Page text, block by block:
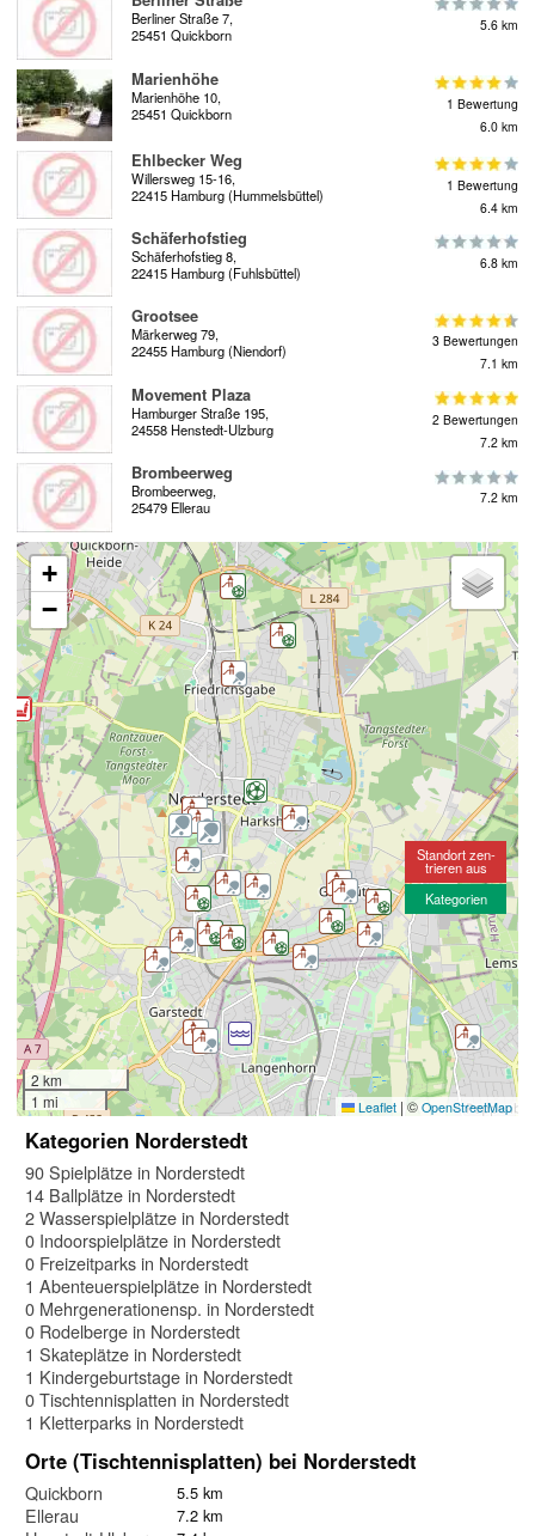
Berliner Straße 7,
25451 Quickborn
5.6 km
Marienhöhe
Marienhöhe 10,
25451 Quickborn
1 Bewertung
6.0 km
Ehlbecker Weg
Willersweg 15-16,
22415 Hamburg (Hummelsbüttel)
1 Bewertung
6.4 km
Schäferhofstieg
Schäferhofstieg 8,
22415 Hamburg (Fuhlsbüttel)
6.8 km
Grootsee
Märkerweg 79,
22455 Hamburg (Niendorf)
3 Bewertungen
7.1 km
Movement Plaza
Hamburger Straße 195,
24558 Henstedt-Ulzburg
2 Bewertungen
7.2 km
Brombeerweg
Brombeerweg,
25479 Ellerau
7.2 km
+
−
2 km
1 mi
Leaflet | © OpenStreetMap
Standort zen-
trieren aus
Kategorien
Kategorien Norderstedt
90 Spielplätze in Norderstedt
14 Ballplätze in Norderstedt
2 Wasserspielplätze in Norderstedt
0 Indoorspielplätze in Norderstedt
0 Freizeitparks in Norderstedt
1 Abenteuerspielplätze in Norderstedt
0 Mehrgenerationensp. in Norderstedt
0 Rodelberge in Norderstedt
1 Skateplätze in Norderstedt
1 Kindergeburtstage in Norderstedt
0 Tischtennisplatten in Norderstedt
1 Kletterparks in Norderstedt
Orte (Tischtennisplatten) bei Norderstedt
Quickborn 5.5 km
Ellerau 7.2 km